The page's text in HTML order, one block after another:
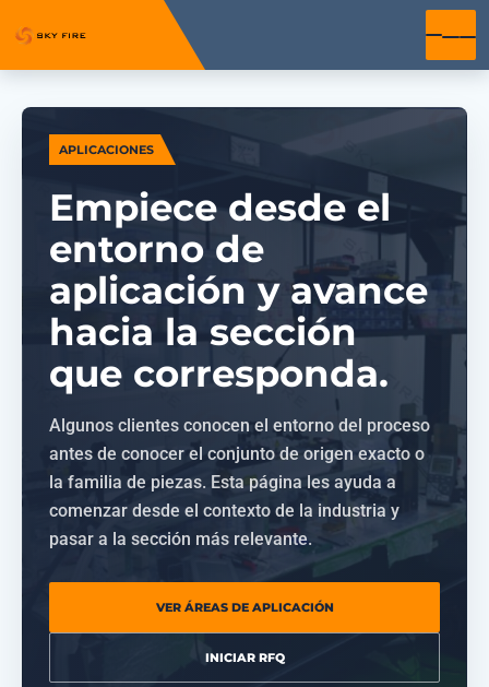
APLICACIONES
Empiece desde el
entorno de
aplicación y avance
hacia la sección
que corresponda.
Algunos clientes conocen el entorno del proceso
antes de conocer el conjunto de origen exacto o
la familia de piezas. Esta página les ayuda a
comenzar desde el contexto de la industria y
pasar a la sección más relevante.
VER ÁREAS DE APLICACIÓN
INICIAR RFQ